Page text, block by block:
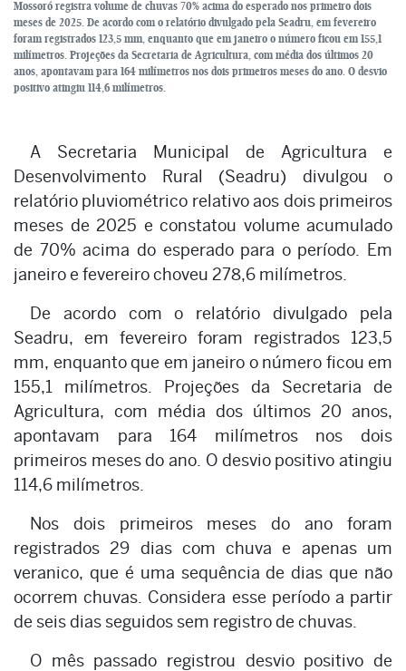
Mossoró registra volume de chuvas 70% acima do esperado nos primeiro dois
meses de 2025. De acordo com o relatório divulgado pela Seadru, em fevereiro
foram registrados 123,5 mm, enquanto que em janeiro o número ficou em 155,1
milímetros. Projeções da Secretaria de Agricultura, com média dos últimos 20
anos, apontavam para 164 milímetros nos dois primeiros meses do ano. O desvio
positivo atingiu 114,6 milímetros.
A Secretaria Municipal de Agricultura e
Desenvolvimento Rural (Seadru) divulgou o
relatório pluviométrico relativo aos dois primeiros
meses de 2025 e constatou volume acumulado
de 70% acima do esperado para o período. Em
janeiro e fevereiro choveu 278,6 milímetros.
De acordo com o relatório divulgado pela
Seadru, em fevereiro foram registrados 123,5
mm, enquanto que em janeiro o número ficou em
155,1 milímetros. Projeções da Secretaria de
Agricultura, com média dos últimos 20 anos,
apontavam para 164 milímetros nos dois
primeiros meses do ano. O desvio positivo atingiu
114,6 milímetros.
Nos dois primeiros meses do ano foram
registrados 29 dias com chuva e apenas um
veranico, que é uma sequência de dias que não
ocorrem chuvas. Considera esse período a partir
de seis dias seguidos sem registro de chuvas.
O mês passado registrou desvio positivo de